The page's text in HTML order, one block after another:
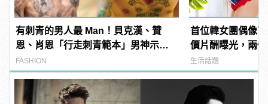
有刺青的男人最 Man！貝克漢、贊
恩、肖恩「行走刺青範本」男神示
範！
FASHION
首位韓女團偶像
價片酬曝光，兩
生活話題